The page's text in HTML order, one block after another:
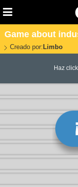
Game about
Creado por: Limbo
Haz